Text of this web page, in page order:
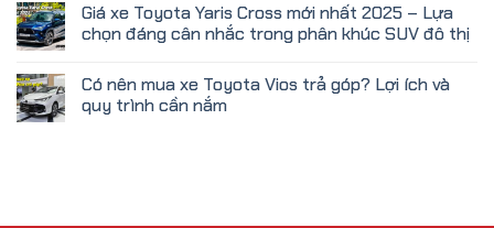
Giá xe Toyota Yaris Cross mới nhất 2025 – Lựa
chọn đáng cân nhắc trong phân khúc SUV đô thị
Có nên mua xe Toyota Vios trả góp? Lợi ích và
quy trình cần nắm